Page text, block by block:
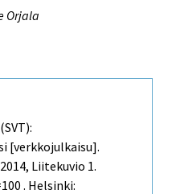
Orjala
[verkkojulkaisu].
2014, Liitekuvio 1.
. Helsinki: